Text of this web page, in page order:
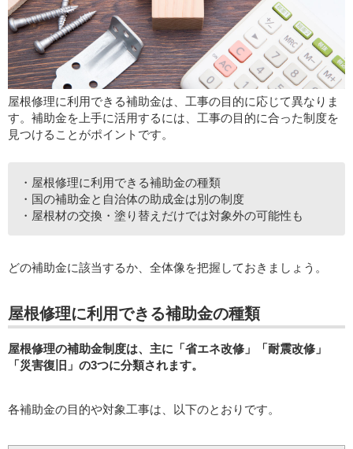
屋根修理に利用できる補助金は、工事の目的に応じて異なりま
す。補助金を上手に活用するには、工事の目的に合った制度を
見つけることがポイントです。
・屋根修理に利用できる補助金の種類
・国の補助金と自治体の助成金は別の制度
・屋根材の交換・塗り替えだけでは対象外の可能性も
どの補助金に該当するか、全体像を把握しておきましょう。
屋根修理に利用できる補助金の種類
屋根修理の補助金制度は、主に「省エネ改修」「耐震改修」
「災害復旧」の3つに分類されます。
各補助金の目的や対象工事は、以下のとおりです。